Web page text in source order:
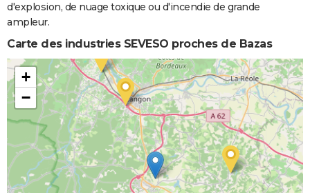
d'explosion, de nuage toxique ou d'incendie de grande
ampleur.
Carte des industries SEVESO proches de Bazas
+
−